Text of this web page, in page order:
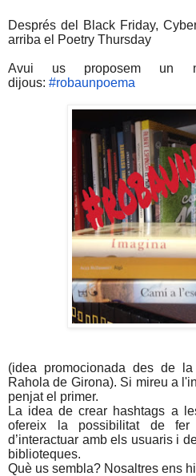
Després del Black Friday,
arriba el Poetry Thursday
Avui us proposem un
dijous: #robaunpoema
(idea promocionada des de
Rahola de Girona). Si mireu a
penjat el primer.
La idea de crear hashtags a
ofereix la possibilitat de
d’interactuar amb els usuaris i
biblioteques.
Què us sembla? Nosaltres ens